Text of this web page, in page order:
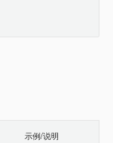
示例/说明